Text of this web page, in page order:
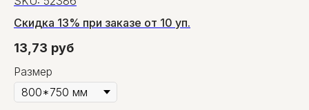
Скидка 13% при заказе от 10 уп.
13,73 руб
Размер